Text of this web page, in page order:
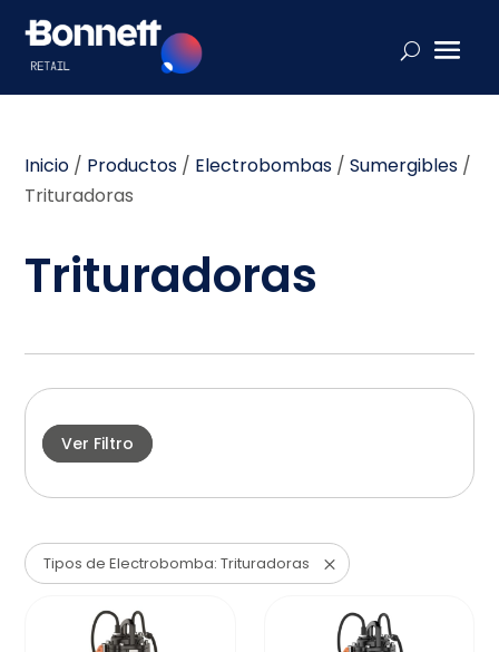
Inicio / Productos / Electrobombas /Sumergibles /
Trituradoras
Trituradoras
Ver Filtro
Tipos de Electrobomba: Trituradoras